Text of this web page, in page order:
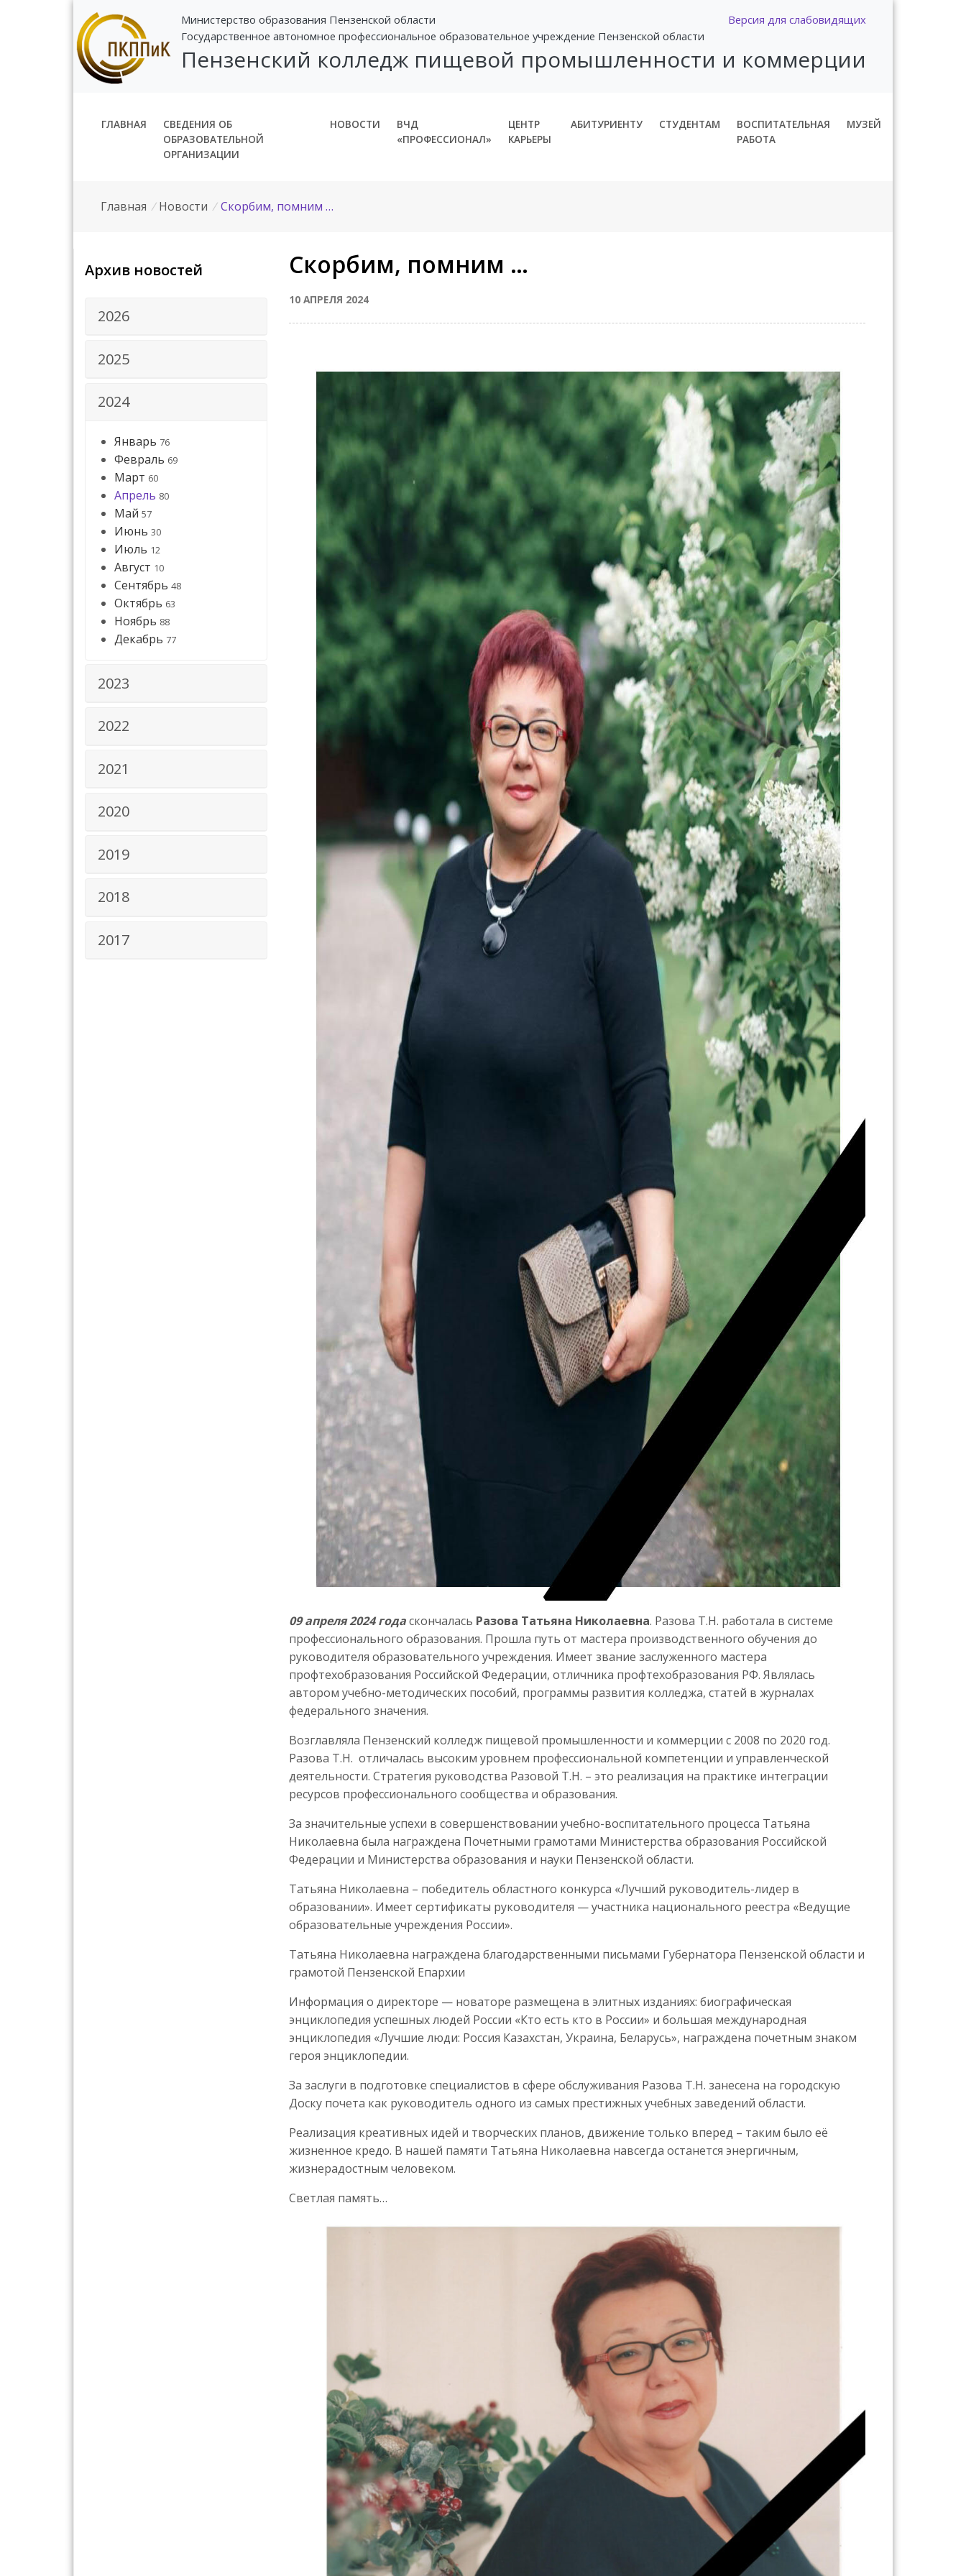
Версия для слабовидящих
Министерство образования Пензенской области
Государственное автономное профессиональное образовательное учреждение Пензенской области
Пензенский колледж пищевой промышленности и коммерции
ГЛАВНАЯ
СВЕДЕНИЯ ОБ
ОБРАЗОВАТЕЛЬНОЙ
ОРГАНИЗАЦИИ
НОВОСТИ
ВЧД
«ПРОФЕССИОНАЛ»
ЦЕНТР
КАРЬЕРЫ
АБИТУРИЕНТУ СТУДЕНТАМ
ВОСПИТАТЕЛЬНАЯ
РАБОТА
МУЗЕЙ
Главная / Новости / Скорбим, помним …
Архив новостей
2026
2025
2024
Январь 76
Февраль 69
Март 60
Апрель 80
Май 57
Июнь 30
Июль 12
Август 10
Сентябрь 48
Октябрь 63
Ноябрь 88
Декабрь 77
2023
2022
2021
2020
2019
2018
2017
Скорбим, помним …
10 АПРЕЛЯ 2024
09 апреля 2024 годаскончалась Разова Татьяна Николаевна. Разова Т.Н. работала в системе
профессионального образования. Прошла путь от мастера производственного обучения до
руководителя образовательного учреждения. Имеет звание заслуженного мастера
профтехобразования Российской Федерации, отличника профтехобразования РФ. Являлась
автором учебно-методических пособий, программы развития колледжа, статей в журналах
федерального значения.
Возглавляла Пензенский колледж пищевой промышленности и коммерции с 2008 по 2020 год.
Разова Т.Н. отличалась высоким уровнем профессиональной компетенции и управленческой
деятельности. Стратегия руководства Разовой Т.Н. – это реализация на практике интеграции
ресурсов профессионального сообщества и образования.
За значительные успехи в совершенствовании учебно-воспитательного процесса Татьяна
Николаевна была награждена Почетными грамотами Министерства образования Российской
Федерации и Министерства образования и науки Пензенской области.
Татьяна Николаевна – победитель областного конкурса «Лучший руководитель-лидер в
образовании». Имеет сертификаты руководителя — участника национального реестра «Ведущие
образовательные учреждения России».
Татьяна Николаевна награждена благодарственными письмами Губернатора Пензенской области и
грамотой Пензенской Епархии
Информация о директоре — новаторе размещена в элитных изданиях: биографическая
энциклопедия успешных людей России «Кто есть кто в России» и большая международная
энциклопедия «Лучшие люди: Россия Казахстан, Украина, Беларусь», награждена почетным знаком
героя энциклопедии.
За заслуги в подготовке специалистов в сфере обслуживания Разова Т.Н. занесена на городскую
Доску почета как руководитель одного из самых престижных учебных заведений области.
Реализация креативных идей и творческих планов, движение только вперед – таким было её
жизненное кредо. В нашей памяти Татьяна Николаевна навсегда останется энергичным,
жизнерадостным человеком.
Светлая память…